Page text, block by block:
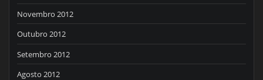
Novembro 2012
Outubro 2012
Setembro 2012
Agosto 2012